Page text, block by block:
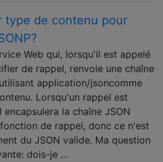
type de contenu pour
Web qui, lorsqu'il est appelé
de rappel, renvoie une chaîne
application/jsoncomme
Lorsqu'un rappel est
encapsulera la chaîne JSON
de rappel, donc ce n'est
du JSON valide. Ma question
dois-je …